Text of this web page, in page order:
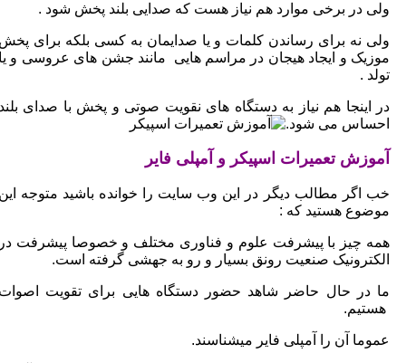
ولی در برخی موارد هم نیاز هست که صدایی بلند پخش شود .
ولی نه برای رساندن کلمات و یا صدایمان به کسی بلکه برای پخش
موزیک و ایجاد هیجان در مراسم هایی مانند جشن های عروسی و یا
تولد .
در اینجا هم نیاز به دستگاه های نقویت صوتی و پخش با صدای بلند
احساس می شود.
آموزش تعمیرات اسپیکر و آمپلی فایر
خب اگر مطالب دیگر در این وب سایت را خوانده باشید متوجه این
موضوع هستید که :
همه چیز با پیشرفت علوم و فناوری مختلف و خصوصا پیشرفت در
الکترونیک صنعیت رونق بسیار و رو به جهشی گرفته است.
ما در حال حاضر شاهد حضور دستگاه هایی برای تقویت اصوات
هستیم.
عموما آن را آمپلی فایر میشناسند.